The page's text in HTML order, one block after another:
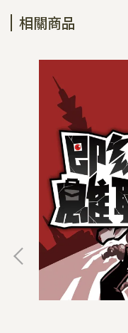
相關商品